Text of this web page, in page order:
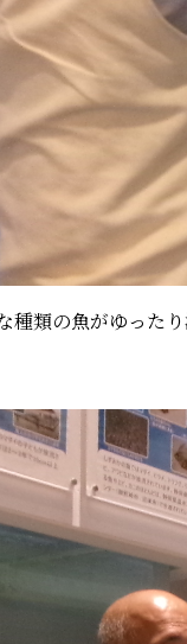
種類の魚がゆった